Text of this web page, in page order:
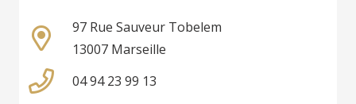
97 Rue Sauveur Tobelem
13007 Marseille
04 94 23 99 13